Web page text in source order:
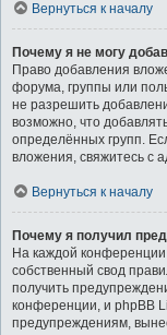
Вернуться к началу
Почему я не могу
Право добавления
форума, группы или
не разрешить
возможно, что
определённых групп.
вложения, свяжитесь с
Вернуться к началу
Почему я получил
На каждой
собственный свод
получить
конференции, и phpBB
предупреждениям,